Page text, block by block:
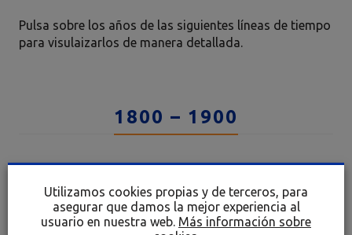
Pulsa sobre los años de las siguientes líneas de tiempo
para visulaizarlos de manera detallada.
1800 – 1900
Utilizamos cookies propias y de terceros, para
asegurar que damos la mejor experiencia al
usuario en nuestra web. Más información sobre